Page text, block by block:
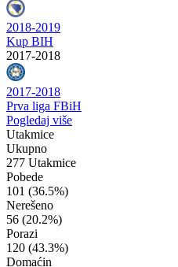
2018-2019
Kup BIH
2017-2018
2017-2018
Prva liga FBiH
Pogledaj više
Utakmice
Ukupno
277 Utakmice
Pobede
101 (36.5%)
Nerešeno
56 (20.2%)
Porazi
120 (43.3%)
Domaćin